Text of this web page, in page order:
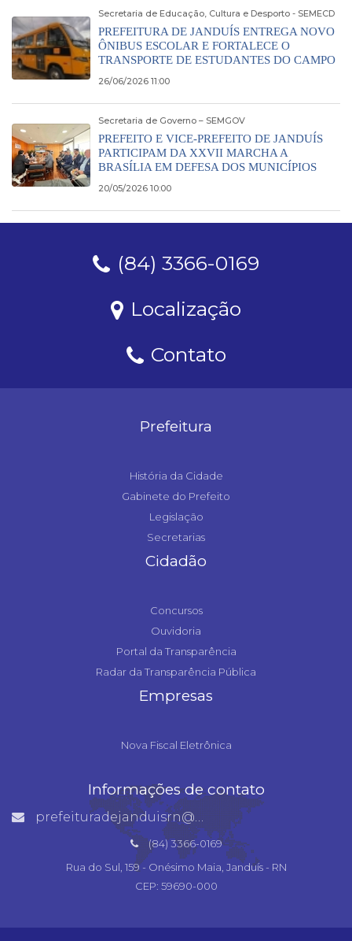
Secretaria de Educação, Cultura e Desporto - SEMECD
PREFEITURA DE JANDUÍS ENTREGA NOVO
ÔNIBUS ESCOLAR E FORTALECE O
TRANSPORTE DE ESTUDANTES DO CAMPO
26/06/2026 11:00
Secretaria de Governo – SEMGOV
PREFEITO E VICE-PREFEITO DE JANDUÍS
PARTICIPAM DA XXVII MARCHA A
BRASÍLIA EM DEFESA DOS MUNICÍPIOS
20/05/2026 10:00
(84) 3366-0169
Localização
Contato
Prefeitura
História da Cidade
Gabinete do Prefeito
Legislação
Secretarias
Cidadão
Concursos
Ouvidoria
Portal da Transparência
Radar da Transparência Pública
Empresas
Nova Fiscal Eletrônica
Informações de contato
prefeituradejanduisrn@gmail.com
(84) 3366-0169
Rua do Sul, 159 - Onésimo Maia, Janduís - RN
CEP: 59690-000